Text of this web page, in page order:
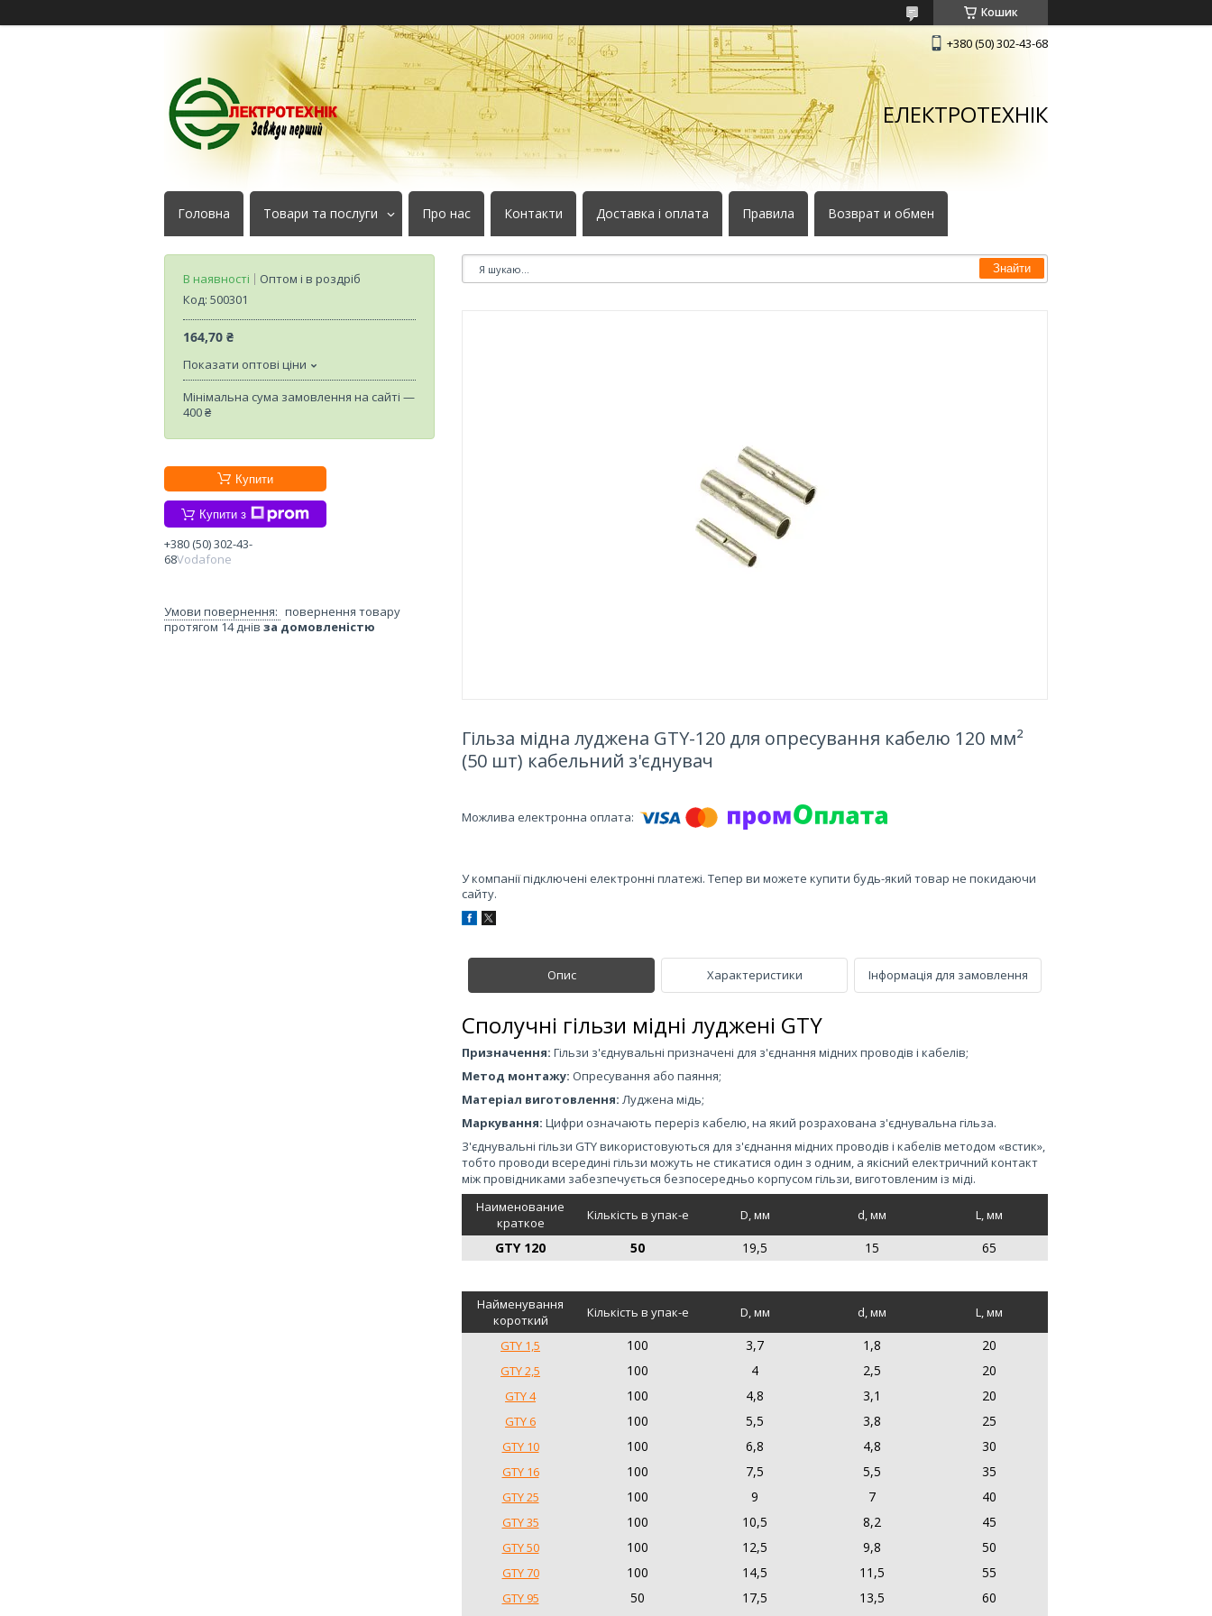
Кошик
+380 (50) 302-43-68
ЕЛЕКТРОТЕХНІК
Головна Товари та послуги Про нас Контакти Доставка і оплата Правила Возврат и обмен
Знайти
Гільза мідна луджена GTY-120 для опресування кабелю 120 мм²
(50 шт) кабельний з'єднувач
У компанії підключені електронні платежі. Тепер ви можете купити будь-який товар не покидаючи
сайту.
Опис Характеристики Інформація для замовлення
Сполучні гільзи мідні луджені GTY
Призначення: Гільзи з'єднувальні призначені для з'єднання мідних проводів і кабелів;
Метод монтажу: Опресування або паяння;
Матеріал виготовлення: Луджена мідь;
Маркування: Цифри означають переріз кабелю, на який розрахована з'єднувальна гільза.
З'єднувальні гільзи GTY використовуються для з'єднання мідних проводів і кабелів методом «встик»,
тобто проводи всередині гільзи можуть не стикатися один з одним, а якісний електричний контакт
між провідниками забезпечується безпосередньо корпусом гільзи, виготовленим із міді.
Наименование
краткое
Кількість в упак-е D, мм d, мм L, мм
GTY 120 50 19,5 15 65
Найменування
короткий
Кількість в упак-е D, мм d, мм L, мм
GTY 1,5 100 3,7 1,8 20
GTY 2,5 100 4 2,5 20
GTY 4 100 4,8 3,1 20
GTY 6 100 5,5 3,8 25
GTY 10 100 6,8 4,8 30
GTY 16 100 7,5 5,5 35
GTY 25 100 9 7 40
GTY 35 100 10,5 8,2 45
GTY 50 100 12,5 9,8 50
GTY 70 100 14,5 11,5 55
GTY 95 50 17,5 13,5 60
В наявності
Оптом і в роздріб
Код: 500301
164,70 ₴
Показати оптові ціни
Мінімальна сума замовлення на сайті —
400 ₴
Купити
Купити з
+380 (50) 302-43-
68Vodafone
повернення товару
протягом 14 днів за домовленістю